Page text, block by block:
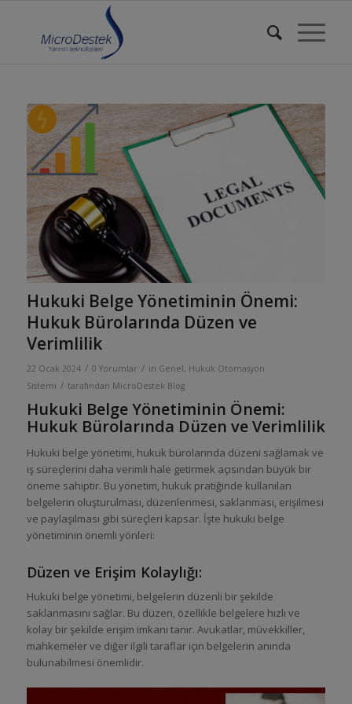
Hukuki Belge Yönetiminin Önemi:
Hukuk Bürolarında Düzen ve
Verimlilik
22 Ocak 2024 / 0 Yorumlar / in Genel, Hukuk Otomasyon
Sistemi / tarafından MicroDestek Blog
Hukuki Belge Yönetiminin Önemi:
Hukuk Bürolarında Düzen ve Verimlilik
Hukuki belge yönetimi, hukuk bürolarında düzeni sağlamak ve
iş süreçlerini daha verimli hale getirmek açısından büyük bir
öneme sahiptir. Bu yönetim, hukuk pratiğinde kullanılan
belgelerin oluşturulması, düzenlenmesi, saklanması, erişilmesi
ve paylaşılması gibi süreçleri kapsar. İşte hukuki belge
yönetiminin önemli yönleri:
Düzen ve Erişim Kolaylığı:
Hukuki belge yönetimi, belgelerin düzenli bir şekilde
saklanmasını sağlar. Bu düzen, özellikle belgelere hızlı ve
kolay bir şekilde erişim imkanı tanır. Avukatlar, müvekkiller,
mahkemeler ve diğer ilgili taraflar için belgelerin anında
bulunabilmesi önemlidir.